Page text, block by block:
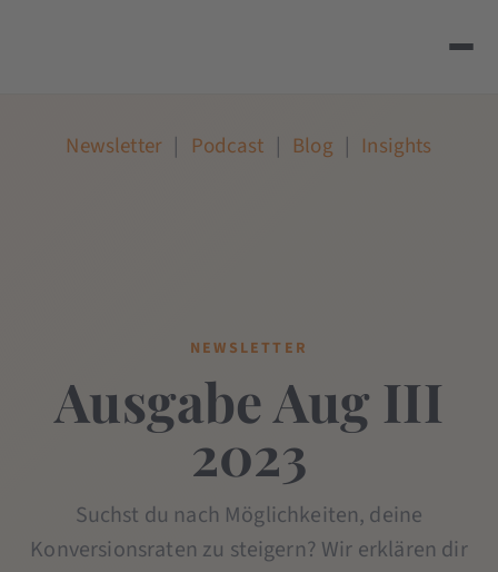
Newsletter | Podcast | Blog | Insights
NEWSLETTER
Ausgabe Aug III
2023
Suchst du nach Möglichkeiten, deine
Konversionsraten zu steigern? Wir erklären dir